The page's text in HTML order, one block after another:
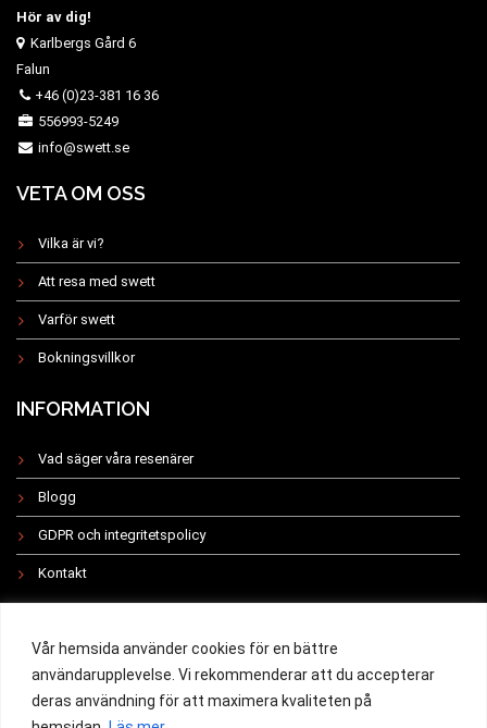
Vår hemsida använder cookies för en bättre
användarupplevelse. Vi rekommenderar att du accepterar
deras användning för att maximera kvaliteten på
Hör av dig!
Karlbergs Gård 6
Falun
+46 (0)23-381 16 36
556993-5249
info@swett.se
VETA OM OSS
Vilka är vi?
Att resa med swett
Varför swett
Bokningsvillkor
INFORMATION
Vad säger våra resenärer
Blogg
GDPR och integritetspolicy
Kontakt